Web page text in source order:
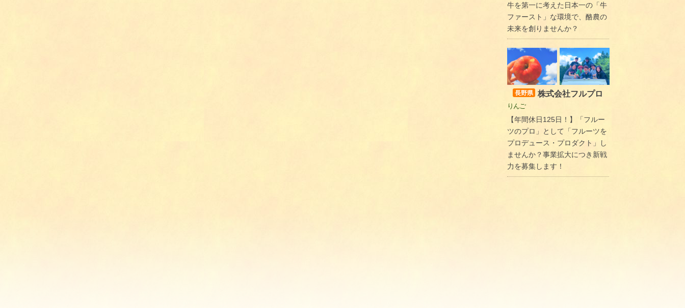
牛を第一に考えた日本一の「牛
ファースト」な環境で、酪農の
未来を創りませんか？
長野県 株式会社フルプロ
りんご
【年間休日125日！】「フルー
ツのプロ」として「フルーツを
プロデュース・プロダクト」し
ませんか？事業拡大につき新戦
力を募集します！